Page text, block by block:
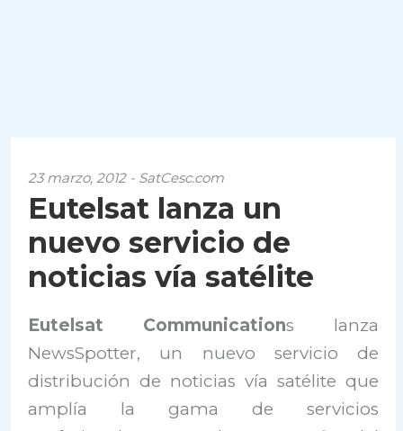
23 marzo, 2012 - SatCesc.com
Eutelsat lanza un
nuevo servicio de
noticias vía satélite
Eutelsat Communications lanza
NewsSpotter, un nuevo servicio de
distribución de noticias vía satélite que
amplía la gama de servicios